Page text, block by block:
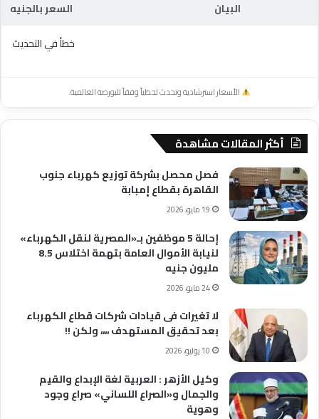
البيان
السعر بالجنيه
خطأ في التحديث
الأسعار استرشادية وتحدث لحظياً وفقاً للبورصة العالمية.
أكثر المقالات مشاهدة
فصل محصل بشركة توزيع كهرباء جنوب
القاهرة بقطاع إمبابة
19 مايو، 2026
إحالة 5 موظفين بـ«المصرية لنقل الكهرباء»
لنيابة الأموال العامة بتهمة اختلاس 8.5
مليون جنيه
24 مايو، 2026
لا تغيرات فى قيادات شركات قطاع الكهرباء
بعد تحقيق المستهدف ،،،، ولكن !!
10 يوليو، 2026
وكيل الأزهر : العربية لغة الإبداع والقيم
والجمال و«الصراع اللساني» صراع وجود
وهوية